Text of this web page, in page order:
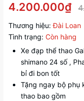
4.200.000₫
Thương hiệu: Đài Loan
Tình trạng: Còn hàng
Xe đạp thể thao
shimano 24 số ,
bỉ đi bon tốt
Tặng ngay bộ phụ
thao bao gồm